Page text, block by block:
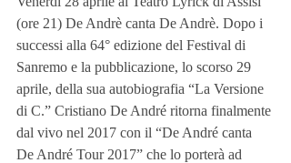
(ore 21) De Andrè canta De Andrè. Dopo i
successi alla 64° edizione del Festival di
Sanremo e la pubblicazione, lo scorso 29
aprile, della sua autobiografia “La Versione
di C.” Cristiano De André ritorna finalmente
dal vivo nel 2017 con il “De André canta
De André Tour 2017” che lo porterà ad